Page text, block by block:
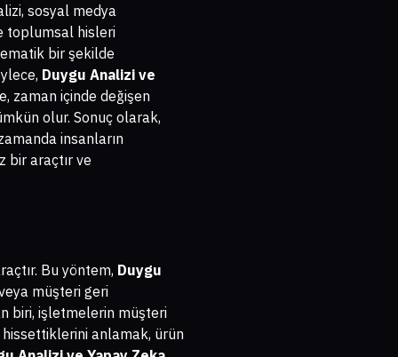
sosyal medya
toplumsal hisleri
bir şekilde
Duygu Analizi ve
zaman içinde değişen
olur. Sonuç olarak,
insanların
bir araçtır ve
Bu yöntem, Duygu
müşteri geri
biri, işletmelerin müşteri
anlamak, ürün